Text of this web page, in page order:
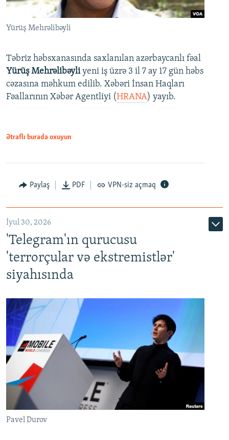
Yürüş Mehrəlibəyli
Təbriz həbsxanasında saxlanılan azərbaycanlı fəal
Yürüş Mehrəlibəyliyeni iş üzrə 3 il 7 ay 17 gün həbs
cəzasına məhkum edilib. Xəbəri İnsan Haqları
Fəallarının Xəbər Agentliyi (HRANA) yayıb.
Ətraflı burada oxuyun
Paylaş PDF VPN-siz açmaq
İyul 30, 2026
'Telegram'ın qurucusu
'terrorçular və ekstremistlər'
siyahısında
Pavel Durov